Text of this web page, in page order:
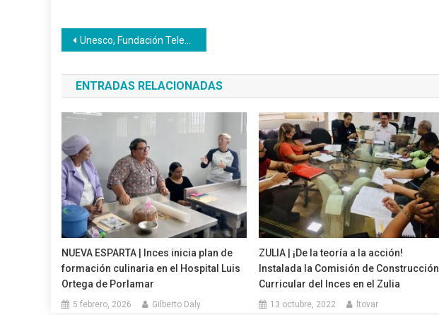
Navegación
de
entradas
Unesco, Fundación Telefónica e Inces trabajan en plan de empleo para jóvenes
ENTRADAS RELACIONADAS
NUEVA ESPARTA | Inces inicia plan de
formación culinaria en el Hospital Luis
Ortega de Porlamar
5 febrero, 2026 Gilberto Daly
ZULIA | ¡De la teoría a la acción!
Instalada la Comisión de Construcción
Curricular del Inces en el Zulia
13 octubre, 2022 ltovar